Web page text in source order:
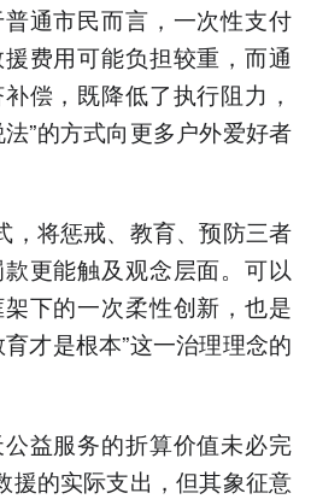
通市民而言，一次性支付
费用可能负担较重，而通
偿，既降低了执行阻力，
”的方式向更多户外爱好者
，将惩戒、教育、预防三者
更能触及观念层面。可以
下的一次柔性创新，也是
才是根本”这一治理理念的
益服务的折算价值未必完
援的实际支出，但其象征意